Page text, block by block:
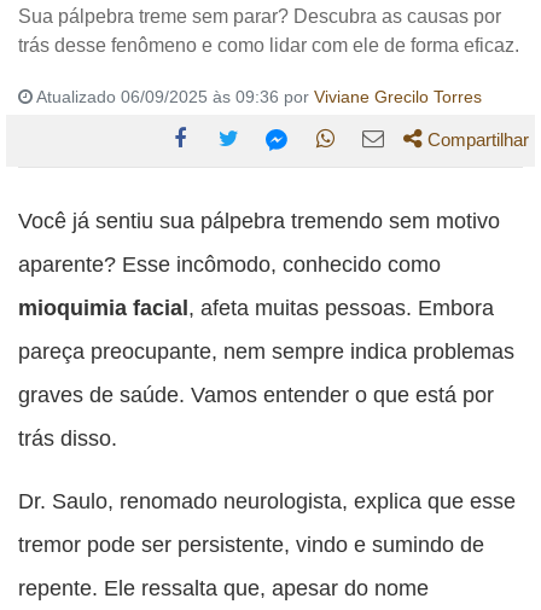
Sua pálpebra treme sem parar? Descubra as causas por
trás desse fenômeno e como lidar com ele de forma eficaz.
Atualizado 06/09/2025 às 09:36 por Viviane Grecilo Torres
esta
publicação
Facebook
esta
publicação
esta
publicação
esta
publicação
WhatsApp
esta
Compartilhar
Você já sentiu sua pálpebra tremendo sem motivo
aparente? Esse incômodo, conhecido como
mioquimia facial, afeta muitas pessoas. Embora
pareça preocupante, nem sempre indica problemas
graves de saúde. Vamos entender o que está por
trás disso.
Dr. Saulo, renomado neurologista, explica que esse
tremor pode ser persistente, vindo e sumindo de
repente. Ele ressalta que, apesar do nome